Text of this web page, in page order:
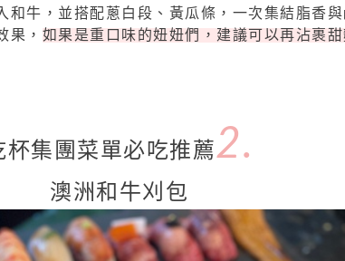
和牛，並搭配蔥白段、黃瓜條，一次集結脂香與
果， 如果是重口味的妞妞們，建議可以再沾裹
杯集團菜單必吃推薦2.
澳洲和牛刈包